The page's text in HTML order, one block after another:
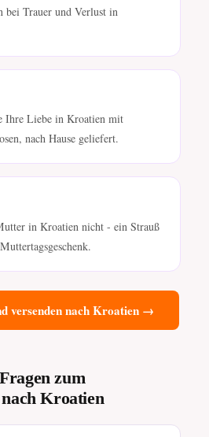
bei Trauer und Verlust in
Ihre Liebe in Kroatien mit
nach Hause geliefert.
in Kroatien nicht - ein Strauß
versenden nach Kroatien →
zum
Kroatien